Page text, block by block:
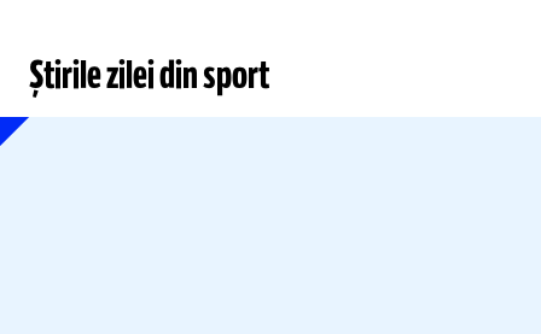
Știrile zilei din sport